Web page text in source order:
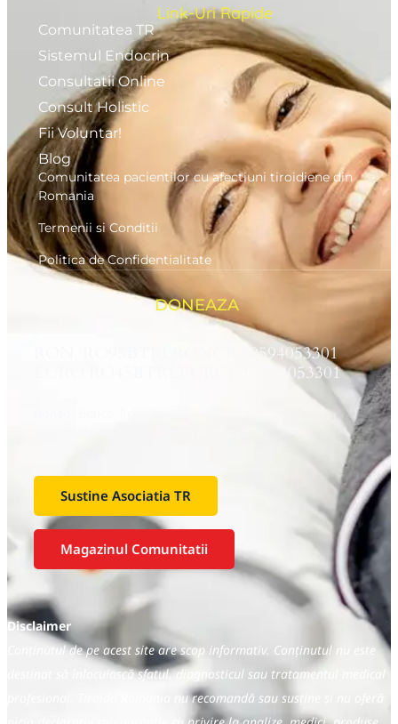
Link-Uri Rapide
Comunitatea TR
Sistemul Endocrin
Consultatii Online
Consult Holistic
Fii Voluntar!
Blog
Comunitatea pacientilor cu afectiuni tiroidiene din
Romania
Termenii si Conditii
Politica de Confidentialitate
DONEAZA
RON RO95BTRLRONCRT0594053301
EURO RO45BTRLEURCRT0594053301
Sustine Asociatia TR
Magazinul Comunitatii
Disclaimer
Conținutul de pe acest site are scop informativ. Conținutul nu este
destinat să înlocuiască sfatul, diagnosticul sau tratamentul medical
profesional. Tiroida Romania nu recomandă sau susține și nu oferă